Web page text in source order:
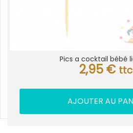
Pics a cocktail bébé
2,95 € ttc
AJOUTER AU